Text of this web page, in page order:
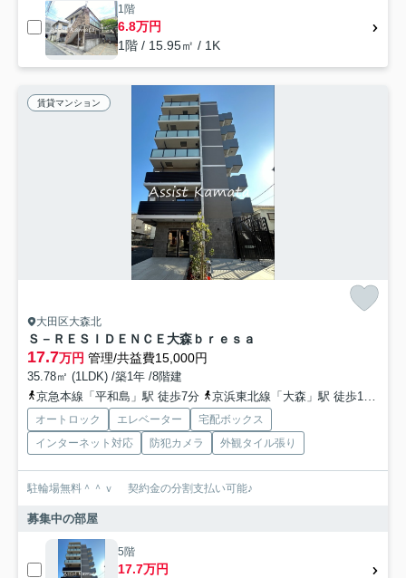
1階
6.8万円
1階 / 15.95㎡ / 1K
賃貸マンション
大田区大森北
Ｓ－ＲＥＳＩＤＥＮＣＥ大森ｂｒｅｓａ
17.7万円 管理/共益費15,000円
35.78㎡ (1LDK) /築1年 /8階建
京急本線「平和島」駅 徒歩7分
京浜東北線「大森」駅 徒歩13分
オートロック エレベーター
宅配ボックス
インターネット対応
防犯カメラ 外観タイル張り
駐輪場無料＾＾ｖ 契約金の分割支払い可能♪
募集中の部屋
5階
17.7万円